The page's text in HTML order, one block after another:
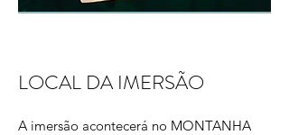
LOCAL DA IMERSÃO
A imersão acontecerá no MONTANHA